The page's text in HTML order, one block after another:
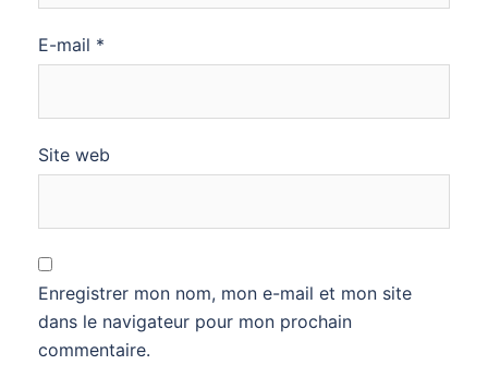
E-mail *
Site web
Enregistrer mon nom, mon e-mail et mon site
dans le navigateur pour mon prochain
commentaire.